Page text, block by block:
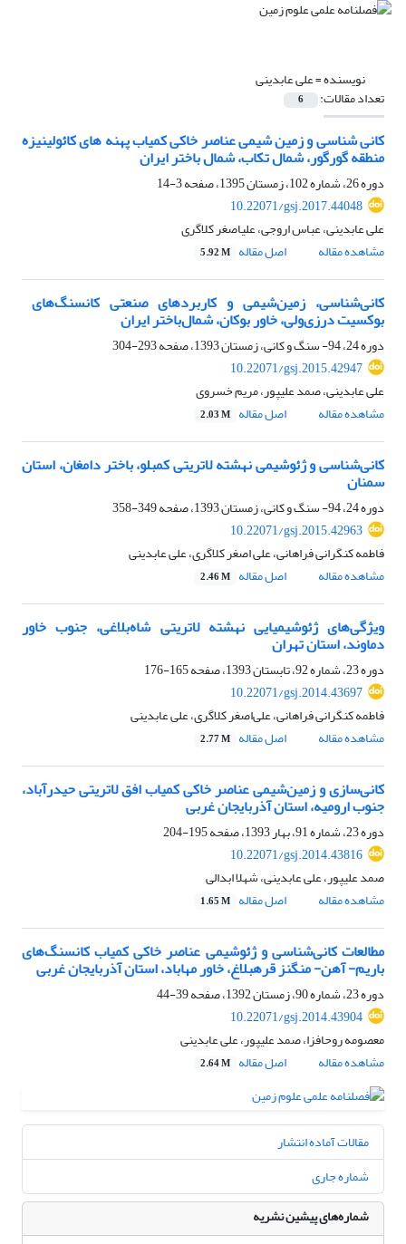
نویسنده =علی عابدینی
تعداد مقالات: 6
کانی شناسی و زمین شیمی عناصر خاکی کمیاب پهنه های کائولینیزه
منطقه گورگور، شمال تکاب، شمال باختر ایران
دوره 26، شماره 102، زمستان 1395، صفحه
3-14
10.22071/gsj.2017.44048
علی عابدینی، عباس اروجی، علی‎اصغر کلاگری
مشاهده مقاله
اصل مقاله 5.92 M
کانی‌شناسی، زمین‌شیمی و کاربردهای صنعتی کانسنگ‌های ‌
بوکسیت درزی‌ولی، خاور بوکان، شمال‌باختر ایران
دوره 24، 94- سنگ و کانی، زمستان 1393، صفحه
293-304
10.22071/gsj.2015.42947
علی عابدینی، صمد علیپور، مریم خسروی
مشاهده مقاله
اصل مقاله 2.03 M
کانی‌شناسی و ژئو‌شیمی نهشته لاتریتی کمبلو، باختر دامغان، استان
سمنان
دوره 24، 94- سنگ و کانی، زمستان 1393، صفحه
349-358
10.22071/gsj.2015.42963
فاطمه کنگرانی فراهانی، علی اصغر کلاگری، علی عابدینی
مشاهده مقاله
اصل مقاله 2.46 M
ویژگی‌های ژئوشیمیایی نهشته لاتریتی شاه‌بلاغی، جنوب خاور
دماوند، استان تهران
دوره 23، شماره 92، تابستان 1393، صفحه
165-176
10.22071/gsj.2014.43697
فاطمه کنگرانی فراهانی، علی‌اصغر کلاگری، علی عابدینی
مشاهده مقاله
اصل مقاله 2.77 M
کانی‌سازی و زمین‌شیمی عناصر خاکی کمیاب افق لاتریتی حیدرآباد،
جنوب ارومیه، استان آذربایجان ‌غربی
دوره 23، شماره 91، بهار 1393، صفحه
195-204
10.22071/gsj.2014.43816
صمد علیپور، علی عابدینی، شهلا ابدالی
مشاهده مقاله
اصل مقاله 1.65 M
مطالعات کانی‌شناسی و ژئوشیمی عناصر خاکی کمیاب کانسنگ‌های
باریم- آهن- منگنز قره‎بلاغ، خاور مهاباد، استان آذربایجان‌ غربی
دوره 23، شماره 90، زمستان 1392، صفحه
39-44
10.22071/gsj.2014.43904
معصومه روح‎افزا، صمد علیپور، علی عابدینی
مشاهده مقاله
اصل مقاله 2.64 M
مقالات آماده انتشار
شماره جاری
شماره‌های پیشین نشریه